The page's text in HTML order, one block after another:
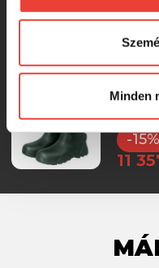
Természetesensoha
megváltoztathatod a
Előre is köszönjük!
Minden
-15%
11
-15%
11